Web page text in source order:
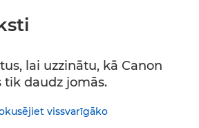
lai uzzinātu, kā Canon
tik daudz jomās.